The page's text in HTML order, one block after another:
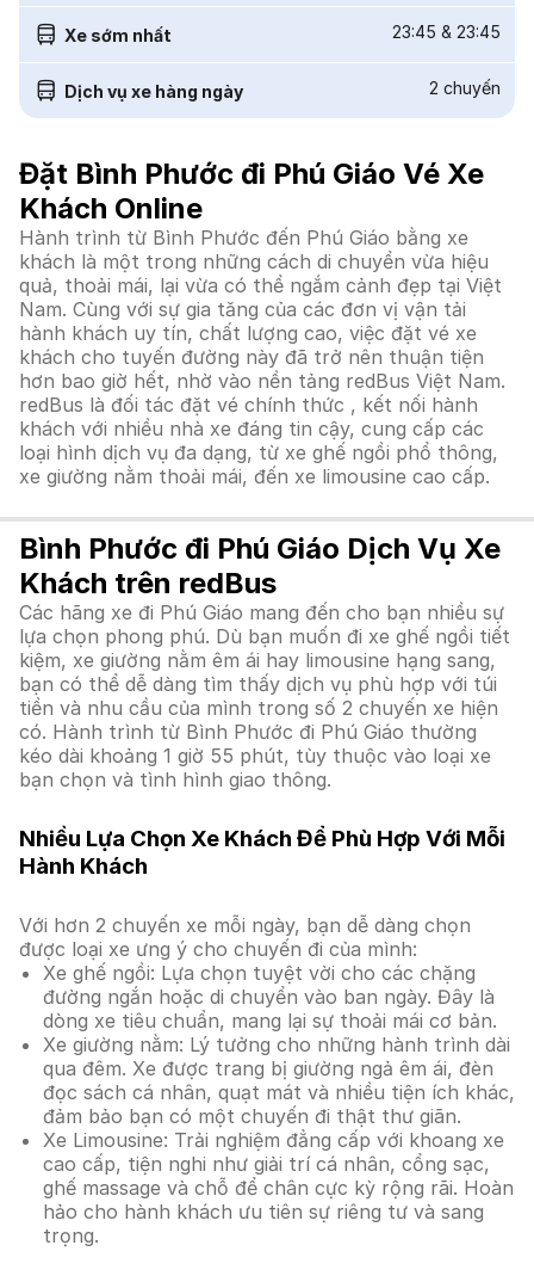
Xe sớm nhất 23:45 & 23:45
Dịch vụ xe hàng ngày 2 chuyến
Đặt Bình Phước đi Phú Giáo Vé Xe
Khách Online
Hành trình từ Bình Phước đến Phú Giáo bằng xe
khách là một trong những cách di chuyển vừa hiệu
quả, thoải mái, lại vừa có thể ngắm cảnh đẹp tại Việt
Nam. Cùng với sự gia tăng của các đơn vị vận tải
hành khách uy tín, chất lượng cao, việc đặt vé xe
khách cho tuyến đường này đã trở nên thuận tiện
hơn bao giờ hết, nhờ vào nền tảng redBus Việt Nam.
redBus là đối tác đặt vé chính thức , kết nối hành
khách với nhiều nhà xe đáng tin cậy, cung cấp các
loại hình dịch vụ đa dạng, từ xe ghế ngồi phổ thông,
xe giường nằm thoải mái, đến xe limousine cao cấp.
Bình Phước đi Phú Giáo Dịch Vụ Xe
Khách trên redBus
Các hãng xe đi Phú Giáo mang đến cho bạn nhiều sự
lựa chọn phong phú. Dù bạn muốn đi xe ghế ngồi tiết
kiệm, xe giường nằm êm ái hay limousine hạng sang,
bạn có thể dễ dàng tìm thấy dịch vụ phù hợp với túi
tiền và nhu cầu của mình trong số 2 chuyến xe hiện
có. Hành trình từ Bình Phước đi Phú Giáo thường
kéo dài khoảng 1 giờ 55 phút, tùy thuộc vào loại xe
bạn chọn và tình hình giao thông.
Nhiều Lựa Chọn Xe Khách Để Phù Hợp Với Mỗi
Hành Khách
Với hơn 2 chuyến xe mỗi ngày, bạn dễ dàng chọn
được loại xe ưng ý cho chuyến đi của mình:
Xe ghế ngồi: Lựa chọn tuyệt vời cho các chặng
đường ngắn hoặc di chuyển vào ban ngày. Đây là
dòng xe tiêu chuẩn, mang lại sự thoải mái cơ bản.
Xe giường nằm: Lý tưởng cho những hành trình dài
qua đêm. Xe được trang bị giường ngả êm ái, đèn
đọc sách cá nhân, quạt mát và nhiều tiện ích khác,
đảm bảo bạn có một chuyến đi thật thư giãn.
Xe Limousine: Trải nghiệm đẳng cấp với khoang xe
cao cấp, tiện nghi như giải trí cá nhân, cổng sạc,
ghế massage và chỗ để chân cực kỳ rộng rãi. Hoàn
hảo cho hành khách ưu tiên sự riêng tư và sang
trọng.